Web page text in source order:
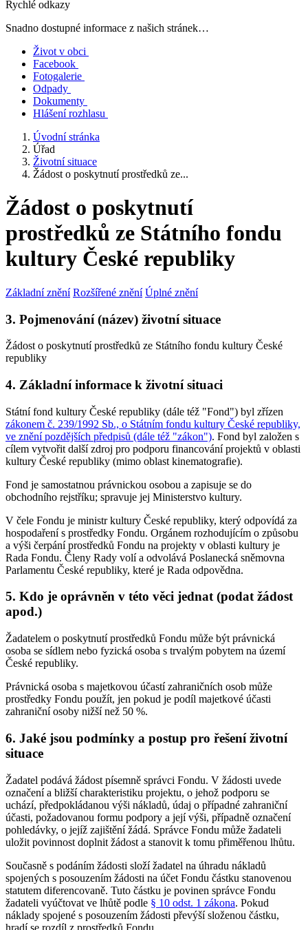
Rychlé odkazy
Snadno dostupné informace z našich stránek…
Život v obci
Facebook
Fotogalerie
Odpady
Dokumenty
Hlášení rozhlasu
Úvodní stránka
Úřad
Životní situace
Žádost o poskytnutí prostředků ze...
Žádost o poskytnutí
prostředků ze Státního fondu
kultury České republiky
Základní znění Rozšířené znění Úplné znění
3. Pojmenování (název) životní situace
Žádost o poskytnutí prostředků ze Státního fondu kultury České
republiky
4. Základní informace k životní situaci
Státní fond kultury České republiky (dále též "Fond") byl zřízen
zákonem č. 239/1992 Sb., o Státním fondu kultury České republiky,
ve znění pozdějších předpisů (dále též "zákon"). Fond byl založen s
cílem vytvořit další zdroj pro podporu financování projektů v oblasti
kultury České republiky (mimo oblast kinematografie).
Fond je samostatnou právnickou osobou a zapisuje se do
obchodního rejstříku; spravuje jej Ministerstvo kultury.
V čele Fondu je ministr kultury České republiky, který odpovídá za
hospodaření s prostředky Fondu. Orgánem rozhodujícím o způsobu
a výši čerpání prostředků Fondu na projekty v oblasti kultury je
Rada Fondu. Členy Rady volí a odvolává Poslanecká sněmovna
Parlamentu České republiky, které je Rada odpovědna.
5. Kdo je oprávněn v této věci jednat (podat žádost
apod.)
Žadatelem o poskytnutí prostředků Fondu může být právnická
osoba se sídlem nebo fyzická osoba s trvalým pobytem na území
České republiky.
Právnická osoba s majetkovou účastí zahraničních osob může
prostředky Fondu použít, jen pokud je podíl majetkové účasti
zahraniční osoby nižší než 50 %.
6. Jaké jsou podmínky a postup pro řešení životní
situace
Žadatel podává žádost písemně správci Fondu. V žádosti uvede
označení a bližší charakteristiku projektu, o jehož podporu se
uchází, předpokládanou výši nákladů, údaj o případné zahraniční
účasti, požadovanou formu podpory a její výši, případně označení
pohledávky, o jejíž zajištění žádá. Správce Fondu může žadateli
uložit povinnost doplnit žádost a stanovit k tomu přiměřenou lhůtu.
Současně s podáním žádosti složí žadatel na úhradu nákladů
spojených s posouzením žádosti na účet Fondu částku stanovenou
statutem diferencovaně. Tuto částku je povinen správce Fondu
žadateli vyúčtovat ve lhůtě podle § 10 odst. 1 zákona. Pokud
náklady spojené s posouzením žádosti převýší složenou částku,
hradí se rozdíl z prostředků Fondu.